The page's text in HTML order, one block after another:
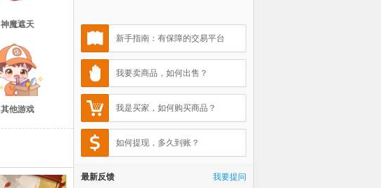
神魔遮天
其他游戏
新手指南：有保障的交易平台
我要卖商品，如何出售？
我是买家，如何购买商品？
如何提现，多久到账？
我要提问
最新反馈